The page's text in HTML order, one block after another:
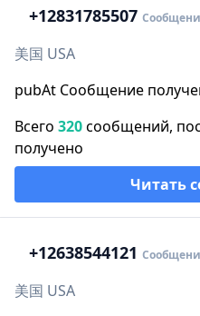
+12831785507
美国 USA
pubAt Сообщение
Всего 320сообщений,
получено
Читать
+12638544121
美国 USA